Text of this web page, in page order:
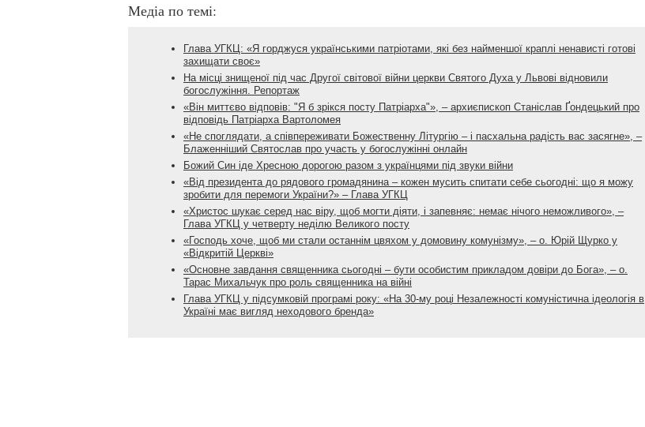
Медіа по темі:
Глава УГКЦ: «Я горджуся українськими патріотами, які без найменшої краплі ненависті готові
захищати своє»
На місці знищеної під час Другої світової війни церкви Святого Духа у Львові відновили
богослужіння. Репортаж
«Він миттєво відповів: "Я б зрікся посту Патріарха"», – архиєпископ Станіслав Ґондецький про
відповідь Патріарха Вартоломея
«Не споглядати, а співпереживати Божественну Літургію – і пасхальна радість вас засягне», –
Блаженніший Святослав про участь у богослужінні онлайн
Божий Син іде Хресною дорогою разом з українцями під звуки війни
«Від президента до рядового громадянина – кожен мусить спитати себе сьогодні: що я можу
зробити для перемоги України?» – Глава УГКЦ
«Христос шукає серед нас віру, щоб могти діяти, і запевняє: немає нічого неможливого», –
Глава УГКЦ у четверту неділю Великого посту
«Господь хоче, щоб ми стали останнім цвяхом у домовину комунізму», – о. Юрій Щурко у
«Відкритій Церкві»
«Основне завдання священника сьогодні – бути особистим прикладом довіри до Бога», – о.
Тарас Михальчук про роль священника на війні
Глава УГКЦ у підсумковій програмі року: «На 30-му році Незалежності комуністична ідеологія в
Україні має вигляд неходового бренда»